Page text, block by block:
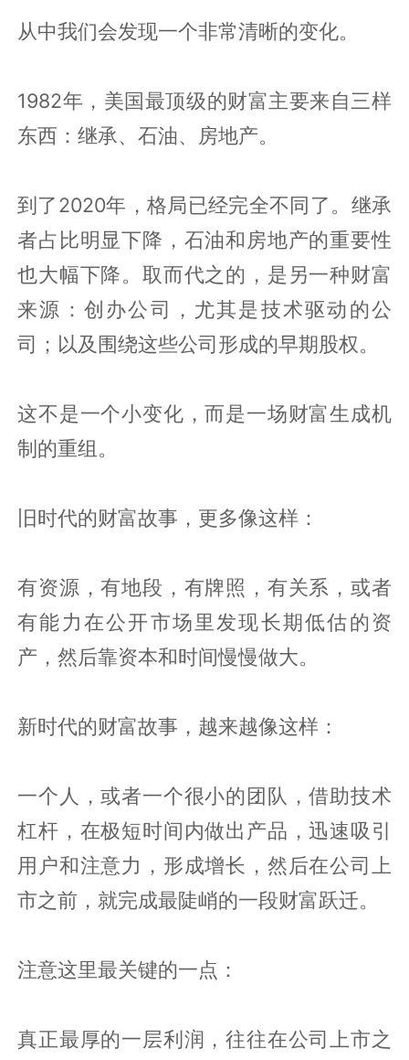
从中我们会发现一个非常清晰的变化。
1982年，美国最顶级的财富主要来自三样
东西：继承、石油、房地产。
到了2020年，格局已经完全不同了。继承
者占比明显下降，石油和房地产的重要性
也大幅下降。取而代之的，是另一种财富
来源：创办公司，尤其是技术驱动的公
司；以及围绕这些公司形成的早期股权。
这不是一个小变化，而是一场财富生成机
制的重组。
旧时代的财富故事，更多像这样：
有资源，有地段，有牌照，有关系，或者
有能力在公开市场里发现长期低估的资
产，然后靠资本和时间慢慢做大。
新时代的财富故事，越来越像这样：
一个人，或者一个很小的团队，借助技术
杠杆，在极短时间内做出产品，迅速吸引
用户和注意力，形成增长，然后在公司上
市之前，就完成最陡峭的一段财富跃迁。
注意这里最关键的一点：
真正最厚的一层利润，往往在公司上市之